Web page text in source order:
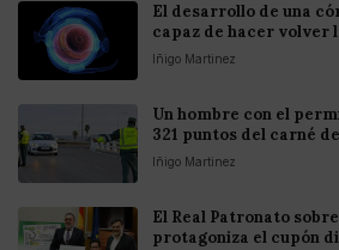
El desarrollo de una
capaz de hacer volver
Iñigo Martinez
Un hombre con el
321 puntos del carné
Iñigo Martinez
El Real Patronato
protagoniza el cupón